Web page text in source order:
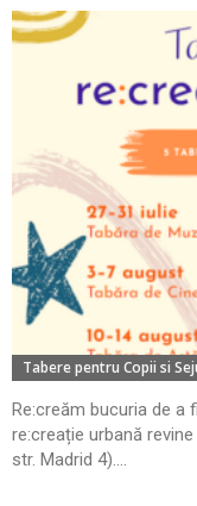
Tabere pentru Copii si
Re:creăm bucuria de a
re:creație urbană
str. Madrid 4)....